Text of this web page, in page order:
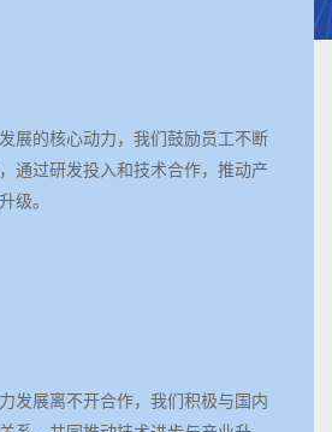
展的核心动力，我们鼓励员工不断
通过研发投入和技术合作，推动产
级。
发展离不开合作，我们积极与国内